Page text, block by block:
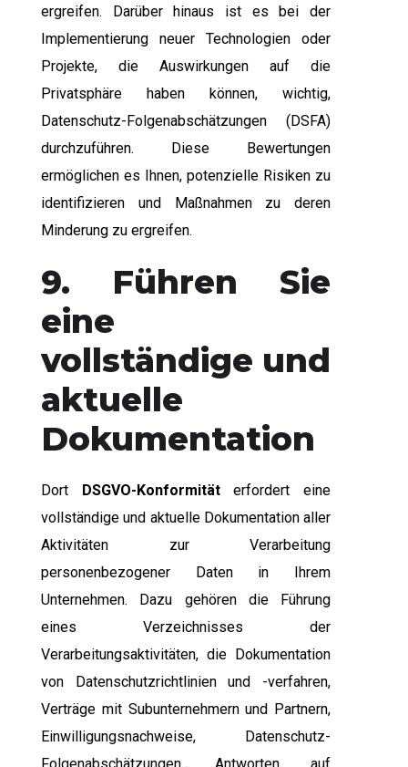
ergreifen. Darüber hinaus ist es bei der
Implementierung neuer Technologien oder
Projekte, die Auswirkungen auf die
Privatsphäre haben können, wichtig,
Datenschutz-Folgenabschätzungen (DSFA)
durchzuführen. Diese Bewertungen
ermöglichen es Ihnen, potenzielle Risiken zu
identifizieren und Maßnahmen zu deren
Minderung zu ergreifen.
9. Führen Sie
eine
vollständige und
aktuelle
Dokumentation
Dort DSGVO-Konformitäterfordert eine
vollständige und aktuelle Dokumentation aller
Aktivitäten zur Verarbeitung
personenbezogener Daten in Ihrem
Unternehmen. Dazu gehören die Führung
eines Verzeichnisses der
Verarbeitungsaktivitäten, die Dokumentation
von Datenschutzrichtlinien und -verfahren,
Verträge mit Subunternehmern und Partnern,
Einwilligungsnachweise, Datenschutz-